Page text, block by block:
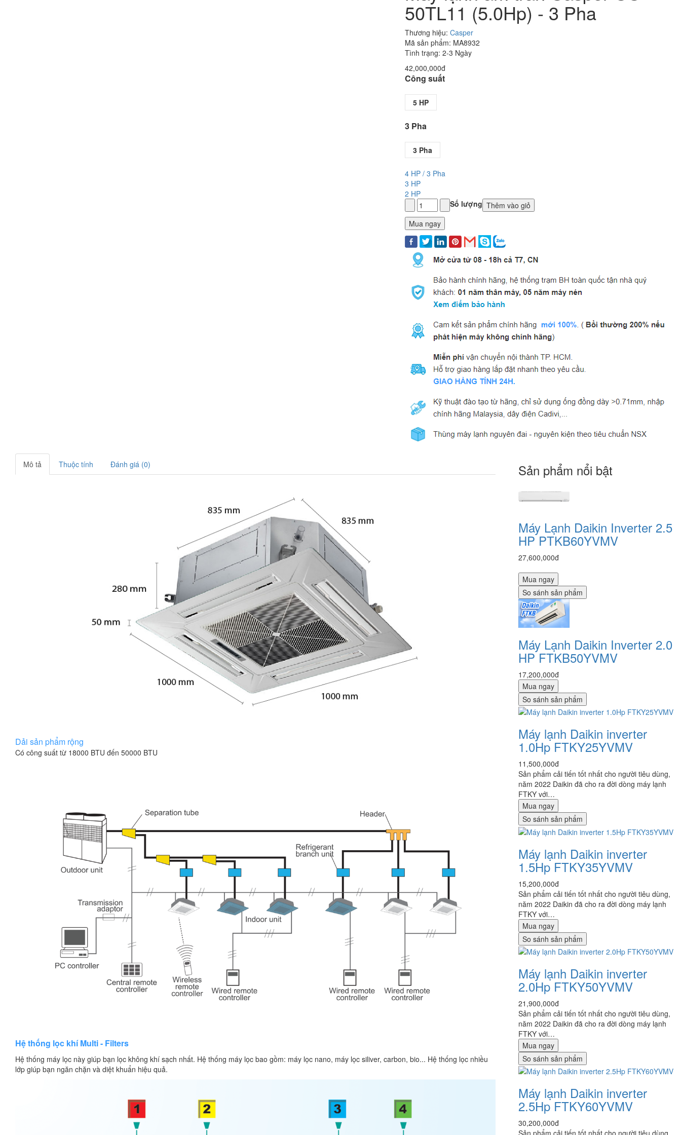
50TL11 (5.0Hp) - 3 Pha
Thương hiệu: Casper
Mã sản phẩm: MA8932
Tình trạng: 2-3 Ngày
42,000,000đ
Công suất
5 HP
3 Pha
3 Pha
4 HP / 3 Pha
3 HP
2 HP
Số lượng Thêm vào giỏ
Mua ngay
Mô tả Thuộc tính Đánh giá (0)
Dải sản phẩm rộng
Có công suất từ 18000 BTU đến 50000 BTU
Hệ thống lọc khí Multi - Filters
Hệ thống máy lọc này giúp bạn lọc không khí sạch nhất. Hệ thống máy lọc bao gồm: máy lọc nano, máy lọc siliver, carbon, bio... Hệ thống lọc nhiều
lớp giúp bạn ngăn chặn và diệt khuẩn hiệu quả.
Sản phẩm nổi bật
Máy Lạnh Daikin Inverter 2.5
HP PTKB60YVMV
27,600,000đ
Mua ngay
So sánh sản phẩm
Máy Lạnh Daikin Inverter 2.0
HP FTKB50YVMV
17,200,000đ
Mua ngay
So sánh sản phẩm
Máy lạnh Daikin inverter
1.0Hp FTKY25YVMV
11,500,000đ
Sản phẩm cải tiến tốt nhất cho người tiêu dùng,
năm 2022 Daikin đã cho ra đời dòng máy lạnh
FTKY với…
Mua ngay
So sánh sản phẩm
Máy lạnh Daikin inverter
1.5Hp FTKY35YVMV
15,200,000đ
Sản phẩm cải tiến tốt nhất cho người tiêu dùng,
năm 2022 Daikin đã cho ra đời dòng máy lạnh
FTKY với…
Mua ngay
So sánh sản phẩm
Máy lạnh Daikin inverter
2.0Hp FTKY50YVMV
21,900,000đ
Sản phẩm cải tiến tốt nhất cho người tiêu dùng,
năm 2022 Daikin đã cho ra đời dòng máy lạnh
FTKY với…
Mua ngay
So sánh sản phẩm
Máy lạnh Daikin inverter
2.5Hp FTKY60YVMV
30,200,000đ